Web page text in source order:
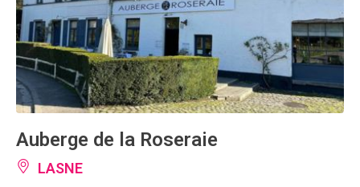
Auberge de la Roseraie
LASNE